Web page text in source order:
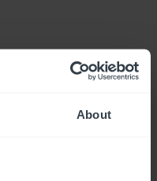
About